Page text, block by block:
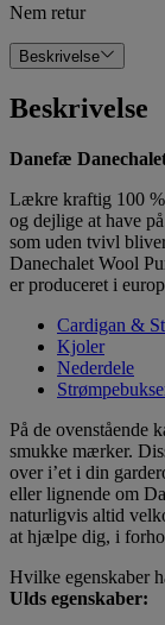
Nem retur
Beskrivelse
Beskrivelse
Danefæ
Lækre kraftig 100
og dejlige at have
som uden tvivl
Danechalet Wool
er produceret i
Cardigan &
Kjoler
Nederdele
På de ovenstående
smukke mærker.
over i’et i din
eller lignende om
naturligvis altid
at hjælpe dig, i
Hvilke egenskaber
Ulds egenskaber: